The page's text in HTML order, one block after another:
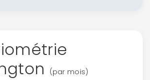
(par mois)